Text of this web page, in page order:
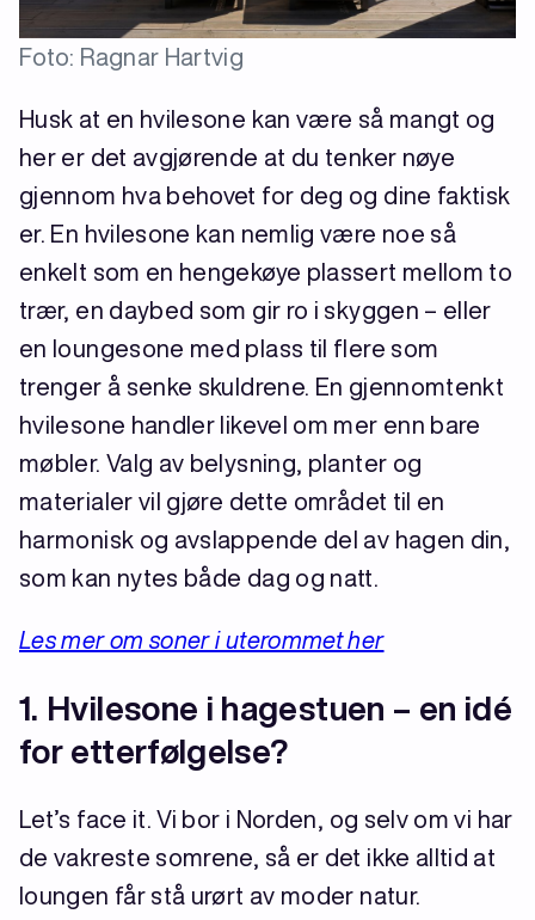
Foto: Ragnar Hartvig
Husk at en hvilesone kan være så mangt og
her er det avgjørende at du tenker nøye
gjennom hva behovet for deg og dine faktisk
er. En hvilesone kan nemlig være noe så
enkelt som en hengekøye plassert mellom to
trær, en daybed som gir ro i skyggen – eller
en loungesone med plass til flere som
trenger å senke skuldrene. En gjennomtenkt
hvilesone handler likevel om mer enn bare
møbler. Valg av belysning, planter og
materialer vil gjøre dette området til en
harmonisk og avslappende del av hagen din,
som kan nytes både dag og natt.
Les mer om soner i uterommet her
1. Hvilesone i hagestuen – en idé
for etterfølgelse?
Let’s face it. Vi bor i Norden, og selv om vi har
de vakreste somrene, så er det ikke alltid at
loungen får stå urørt av moder natur.